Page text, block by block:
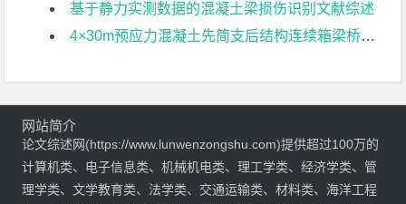
基于静力实测数据的混凝土梁损伤识别文献综述
4×30m预应力混凝土先简支后结构连续箱梁桥部分结构设计文献综述
网站简介
论文综述网(https://www.lunwenzongshu.com)提供超过100万的
计算机类、电子信息类、机械机电类、理工学类、经济学类、管
理学类、文学教育类、法学类、交通运输类、材料类、海洋工程